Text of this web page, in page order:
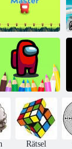
Betrüger-Hook-
Meister
Malbuch: Unter
uns
Rätsel